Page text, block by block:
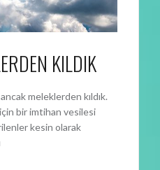
KILDIK
meleklerden kıldık.
için bir imtihan vesilesi
kesin olarak